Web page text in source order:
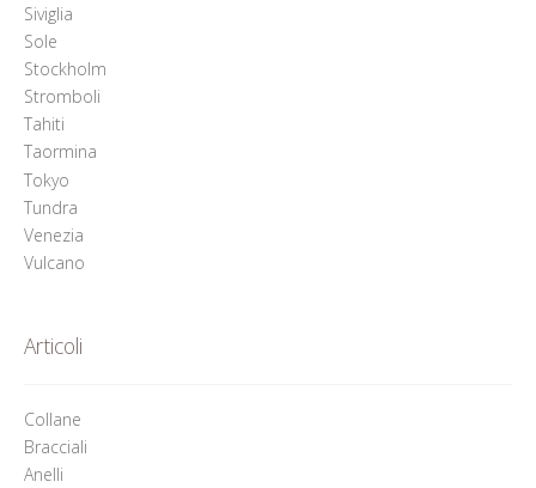
Siviglia
Sole
Stockholm
Stromboli
Tahiti
Taormina
Tokyo
Tundra
Venezia
Vulcano
Articoli
Collane
Bracciali
Anelli